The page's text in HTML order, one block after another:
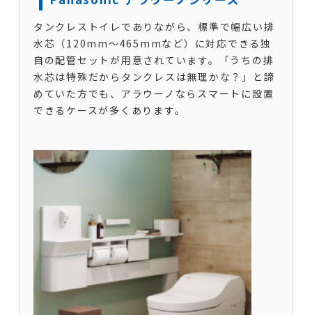
タンクレストイレでありながら、標準で幅広い排
水芯（120mm〜465mmなど）に対応できる独
自の配管セットが用意されています。「うちの排
水芯は特殊だからタンクレスは無理かな？」と諦
めていた方でも、アラウーノならスマートに設置
できるケースが多くあります。